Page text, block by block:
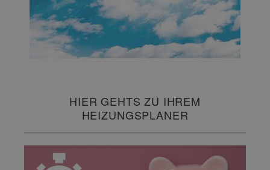
HIER GEHTS ZU IHREM
HEIZUNGSPLANER